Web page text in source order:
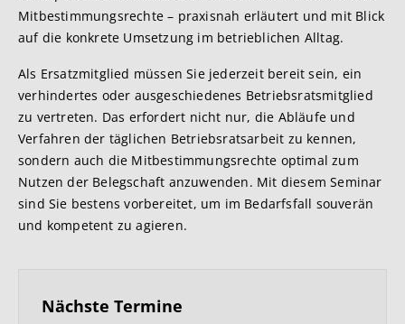
Mitbestimmungsrechte – praxisnah erläutert und mit Blick
auf die konkrete Umsetzung im betrieblichen Alltag.
Als Ersatzmitglied müssen Sie jederzeit bereit sein, ein
verhindertes oder ausgeschiedenes Betriebsratsmitglied
zu vertreten. Das erfordert nicht nur, die Abläufe und
Verfahren der täglichen Betriebsratsarbeit zu kennen,
sondern auch die Mitbestimmungsrechte optimal zum
Nutzen der Belegschaft anzuwenden. Mit diesem Seminar
sind Sie bestens vorbereitet, um im Bedarfsfall souverän
und kompetent zu agieren.
Nächste Termine